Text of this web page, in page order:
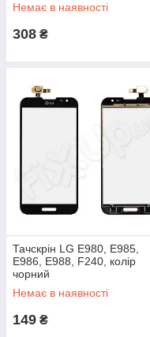
Немає в наявності
308 ₴
Тачскрін LG E980, E985,
E986, E988, F240, колір
чорний
Немає в наявності
149 ₴